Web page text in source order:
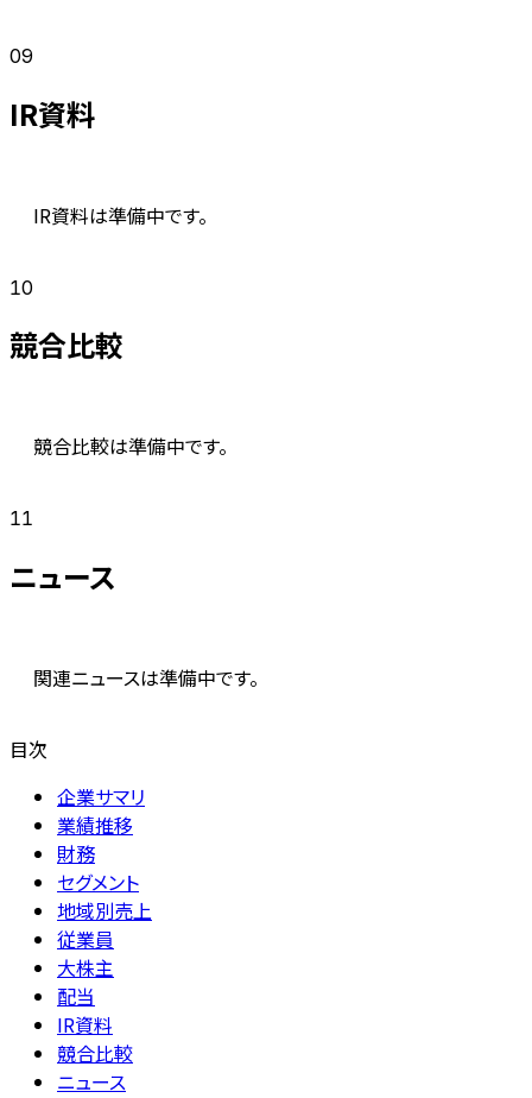
09
IR資料
IR資料は準備中です。
10
競合比較
競合比較は準備中です。
11
ニュース
関連ニュースは準備中です。
目次
企業サマリ
業績推移
財務
セグメント
地域別売上
従業員
大株主
配当
IR資料
競合比較
ニュース